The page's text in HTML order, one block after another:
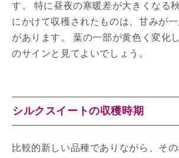
す。 特に昼夜の寒暖差が大きくなる
にかけて収穫されたものは、甘みが
があります。 葉の一部が黄色く変化
のサインと見てよいでしょう。
シルクスイートの収穫時期
比較的新しい品種でありながら、その